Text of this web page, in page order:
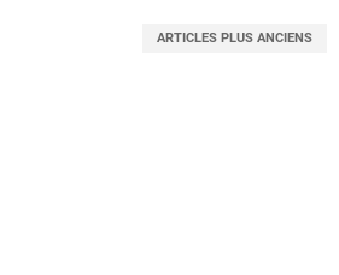
ARTICLES PLUS ANCIENS